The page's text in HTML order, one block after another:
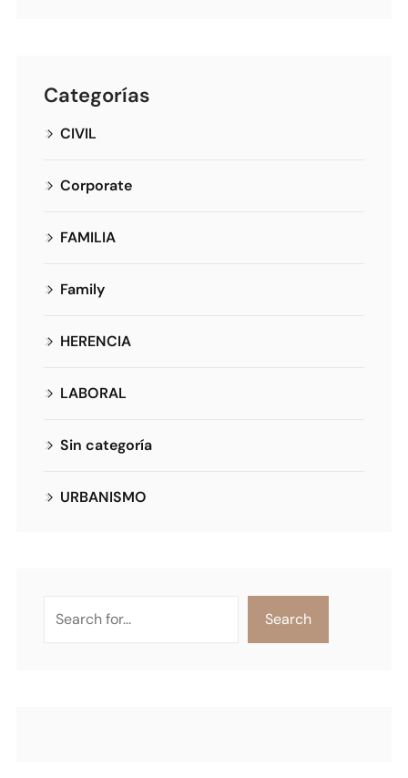
Categorías
CIVIL
Corporate
FAMILIA
Family
HERENCIA
LABORAL
Sin categoría
URBANISMO
Search